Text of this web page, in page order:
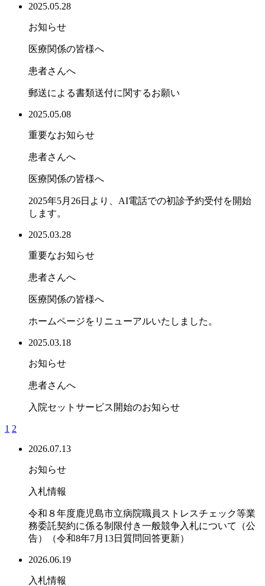
2025.05.28
お知らせ
医療関係の皆様へ
患者さんへ
郵送による書類送付に関するお願い
2025.05.08
重要なお知らせ
患者さんへ
医療関係の皆様へ
2025年5月26日より、AI電話での初診予約受付を開始
します。
2025.03.28
重要なお知らせ
患者さんへ
医療関係の皆様へ
ホームページをリニューアルいたしました。
2025.03.18
お知らせ
患者さんへ
入院セットサービス開始のお知らせ
1 2
2026.07.13
お知らせ
入札情報
令和８年度鹿児島市立病院職員ストレスチェック等業
務委託契約に係る制限付き一般競争入札について（公
告）（令和8年7月13日質問回答更新）
2026.06.19
入札情報